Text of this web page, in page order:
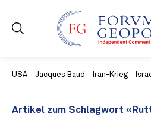
USA Jacques Baud Iran-Krieg
Artikel zum Schlagwort